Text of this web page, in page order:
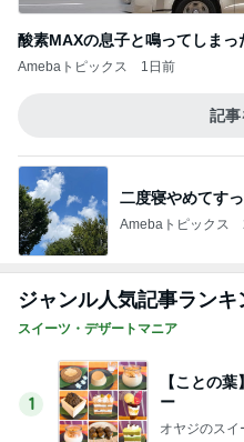
酸素MAXの息子と鳴ってしまっ
Amebaトピックス 1日前
記事
二度寝やめてす
Amebaトピックス
ジャンル人気記事ランキ
スイーツ・デザートマニア
1
【ことの
ー
オヤジのス